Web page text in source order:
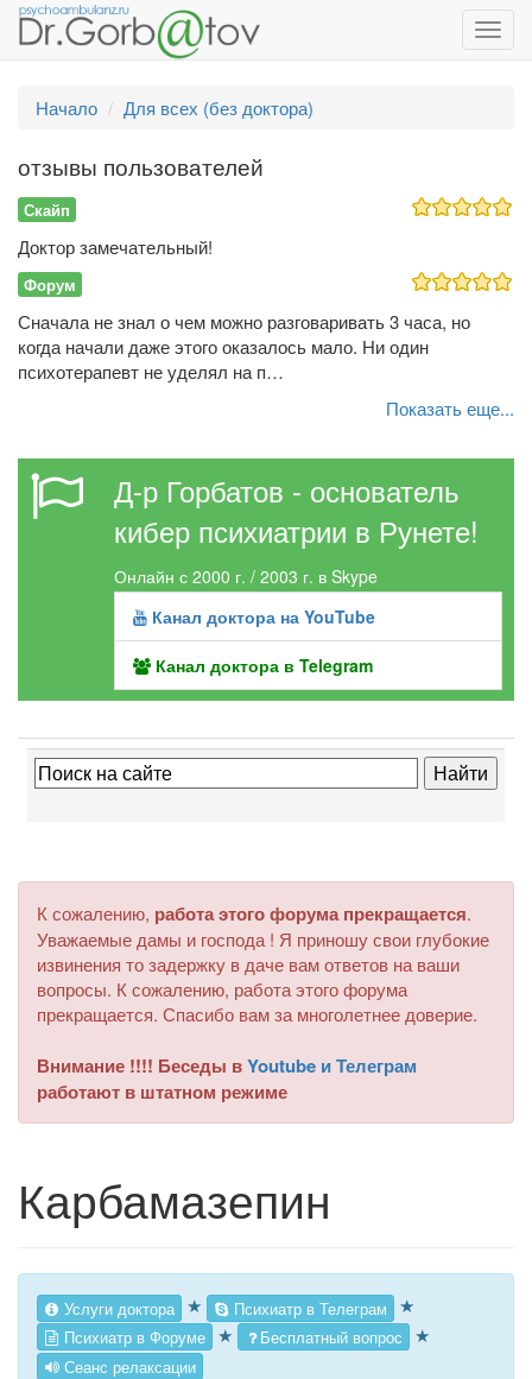
Начало
Для всех (без доктора)
отзывы пользователей
Скайп
Доктор замечательный!
Форум
Сначала не знал о чем можно разговаривать 3 часа, но
когда начали даже этого оказалось мало. Ни один
психотерапевт не уделял на п…
Показать еще...
Д-р Горбатов - основатель
кибер психиатрии в Рунете!
Онлайн с 2000 г. / 2003 г. в Skype
Канал доктора на YouTube
Канал доктора в Telegram
К сожалению, работа этого форума прекращается.
Уважаемые дамы и господа ! Я приношу свои глубокие
извинения то задержку в даче вам ответов на ваши
вопросы. К сожалению, работа этого форума
прекращается. Спасибо вам за многолетнее доверие.
Внимание !!!! Беседы вYoutube и Телеграм
работают в штатном режиме
Карбамазепин
Услуги доктора ★ Психиатр в Телеграм ★
Психиатр в Форуме ★ Бесплатный вопрос ★
Сеанс релаксации